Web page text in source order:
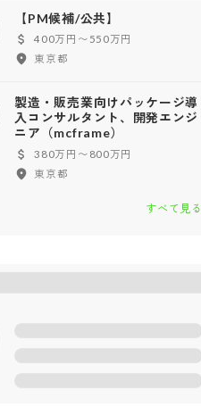
【PM候補/公共】
400万円〜550万円
東京都
製造・販売業向けパッケージ導
入コンサルタント、開発エンジ
ニア（mcframe）
380万円〜800万円
東京都
すべて見る